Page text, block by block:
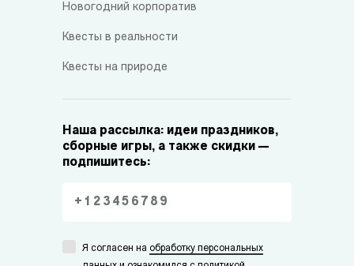
Новогодний корпоратив
Квесты в реальности
Квесты на природе
Наша рассылка: идеи праздников,
сборные игры, а также скидки —
подпишитесь:
Я согласен на обработку персональных